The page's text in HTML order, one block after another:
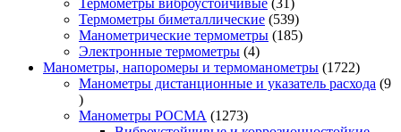
Термометры виброустойчивые 31
товар
Термометры биметаллические 539539
товаров
Манометрические термометры 185185
Электронные термометры 44
товара
Манометры, напоромеры и термоманометры 17221722
товара
Манометры дистанционные и указатель расхода 9
9
товаров
Манометры РОСМА 12731273